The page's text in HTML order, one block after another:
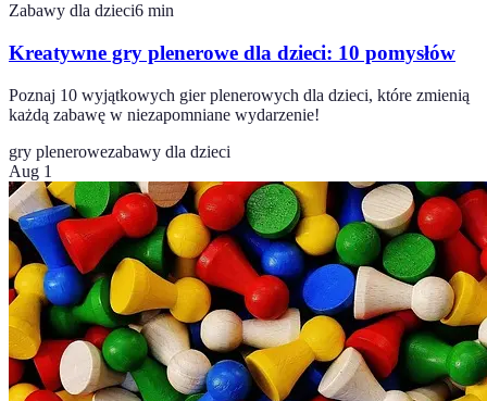
Zabawy dla dzieci6 min
Kreatywne gry plenerowe dla dzieci: 10 pomysłów
Poznaj 10 wyjątkowych gier plenerowych dla dzieci, które zmienią
każdą zabawę w niezapomniane wydarzenie!
gry plenerowezabawy dla dzieci
Aug 1